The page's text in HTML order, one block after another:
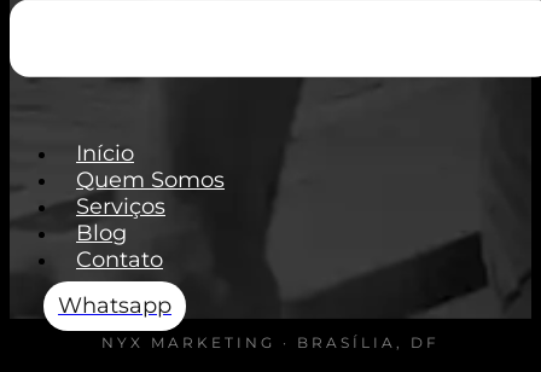
Início
Quem Somos
Serviços
Blog
Contato
Whatsapp
NYX MARKETING · BRASÍLIA, DF